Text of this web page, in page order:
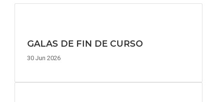
GALAS DE FIN DE CURSO
30 Jun 2026